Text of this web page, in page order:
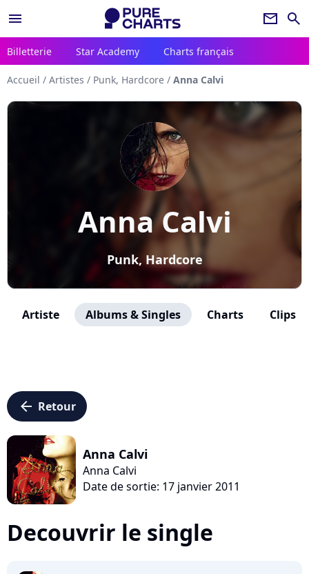
menu newsletter search
Billetterie Star Academy Charts français
Accueil / Artistes / Punk, Hardcore / Anna Calvi
Anna Calvi
Punk, Hardcore
Artiste Albums & Singles Charts Clips
arrow_left Retour
Anna Calvi
Anna Calvi
Date de sortie: 17 janvier 2011
Decouvrir le single